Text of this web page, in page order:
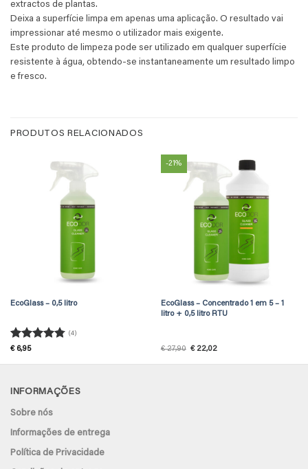
extractos de plantas.
Deixa a superfície limpa em apenas uma aplicação. O resultado vai
impressionar até mesmo o utilizador mais exigente.
Este produto de limpeza pode ser utilizado em qualquer superfície
resistente à água, obtendo-se instantaneamente um resultado limpo
e fresco.
PRODUTOS RELACIONADOS
EcoGlass – 0,5 litro
Avaliação
(4)
€6,95
-21%
EcoGlass – Concentrado 1 em 5 – 1
litro + 0,5 litro RTU
€27,90 O
original
€22,02O
atual
INFORMAÇÕES
Sobre nós
Informações de entrega
Política de Privacidade